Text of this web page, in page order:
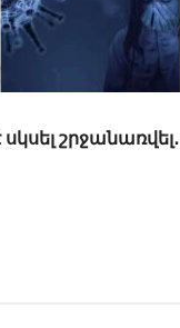
շրջանառվել․